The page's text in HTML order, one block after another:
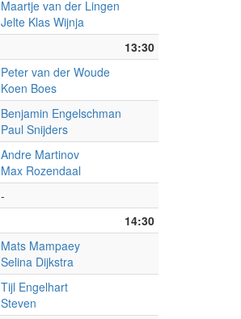
Maartje van der Lingen
Jelte Klas Wijnja
13:30
Peter van der Woude
Koen Boes
Benjamin Engelschman
Paul Snijders
Andre Martinov
Max Rozendaal
-
14:30
Mats Mampaey
Selina Dijkstra
Tijl Engelhart
Steven